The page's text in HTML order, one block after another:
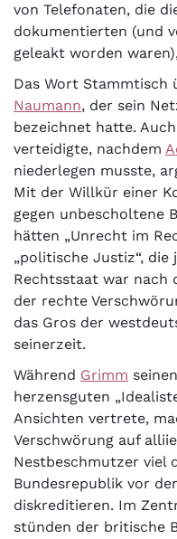
von Telefonaten, die
dokumentierten (und
geleakt worden
Das Wort Stammtisch
Naumann, der sein
bezeichnet hatte. Auch
verteidigte, nachdem
niederlegen musste,
Mit der Willkür einer
gegen unbescholtene
hätten „Unrecht im
„politische Justiz“,
Rechtsstaat war nach
der rechte
das Gros der
seinerzeit.
Während Grimm
herzensguten
Ansichten vertrete,
Verschwörung auf
Nestbeschmutzer viel
Bundesrepublik vor
diskreditieren. Im
stünden der britische